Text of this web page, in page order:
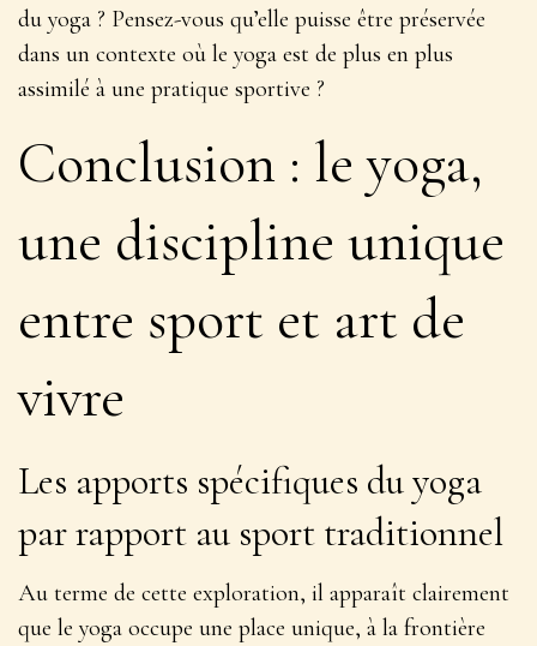
du yoga ? Pensez-vous qu’elle puisse être préservée
dans un contexte où le yoga est de plus en plus
assimilé à une pratique sportive ?
Conclusion : le yoga,
une discipline unique
entre sport et art de
vivre
Les apports spécifiques du yoga
par rapport au sport traditionnel
Au terme de cette exploration, il apparaît clairement
que le yoga occupe une place unique, à la frontière